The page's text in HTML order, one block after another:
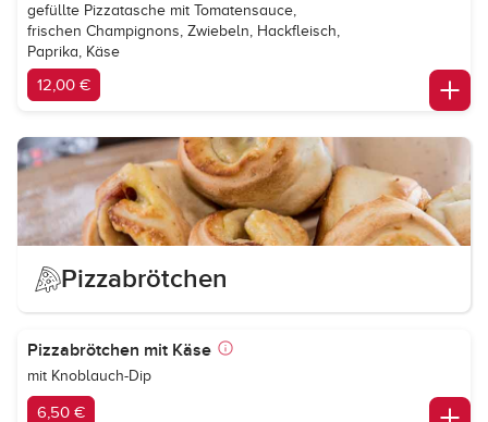
gefüllte Pizzatasche mit Tomatensauce,
frischen Champignons, Zwiebeln, Hackfleisch,
Paprika, Käse
12,00 €
Pizzabrötchen
Pizzabrötchen mit Käse
mit Knoblauch-Dip
6,50 €